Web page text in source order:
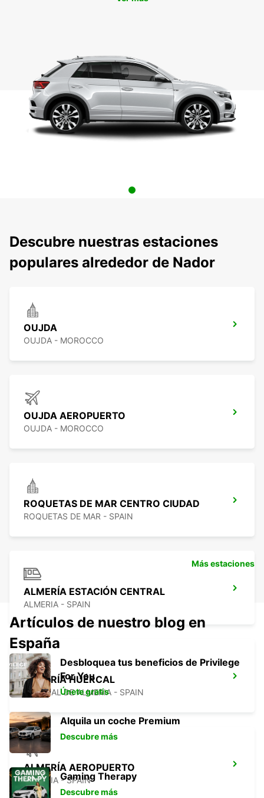
Descubre nuestras estaciones
populares alrededor de Nador
OUJDA
OUJDA - MOROCCO
OUJDA AEROPUERTO
OUJDA - MOROCCO
ROQUETAS DE MAR CENTRO CIUDAD
ROQUETAS DE MAR - SPAIN
ALMERÍA ESTACIÓN CENTRAL
ALMERIA - SPAIN
ALMERÍA HUÉRCAL
HUERCAL DE ALMERIA - SPAIN
ALMERÍA AEROPUERTO
ALMERIA - SPAIN
Más estaciones
Artículos de nuestro blog en
España
Desbloquea tus beneficios de Privilege
For You
Únete gratis
Alquila un coche Premium
Descubre más
Gaming Therapy
Descubre más